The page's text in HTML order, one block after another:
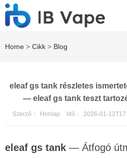
Home > Cikk > Blog
eleaf gs tank részletes
— eleaf gs tank teszt
Szerző： Honlap Idő： 2026-01-
eleaf gs tank — Átfogó